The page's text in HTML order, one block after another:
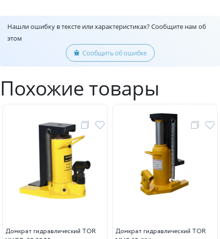
Нашли ошибку в тексте или характеристиках? Сообщите нам об
этом
Сообщить об ошибке
Похожие товары
Домкрат гидравлический TOR
Домкрат гидравлический TOR